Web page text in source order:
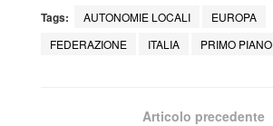
Tags: AUTONOMIE LOCALI
EUROPA
FEDERAZIONE
ITALIA PRIMO PIANO
Articolo precedente